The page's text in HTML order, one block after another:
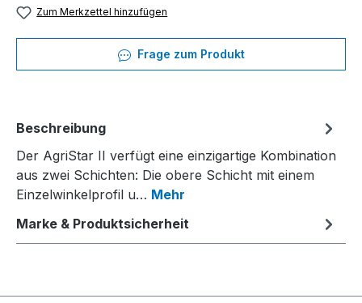
Zum Merkzettel hinzufügen
Frage zum Produkt
Beschreibung
Der AgriStar II verfügt eine einzigartige Kombination
aus zwei Schichten: Die obere Schicht mit einem
Einzelwinkelprofil u… Mehr
Marke & Produktsicherheit